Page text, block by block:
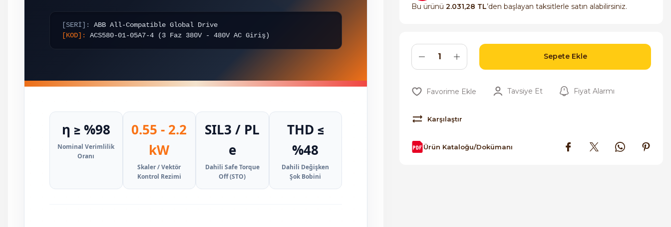
[SERİ]:
ABB All-Compatible Global Drive
[KOD]:
ACS580-01-05A7-4 (3 Faz 380V - 480V AC Giriş)
η ≥ %98
Nominal Verimlilik
Oranı
0.55 - 2.2
kW
Skaler / Vektör
Kontrol Rezimi
SIL3 / PL
e
Dahili Safe Torque
Off (STO)
THD ≤
%48
Dahili Değişken
Şok Bobini
Bu ürünü 2.031,28 TL’den başlayan taksitlerle satın alabilirsiniz.
Sepete Ekle
Tavsiye Et Fiyat Alarmı
Karşılaştır
Ürün Kataloğu/Dokümanı